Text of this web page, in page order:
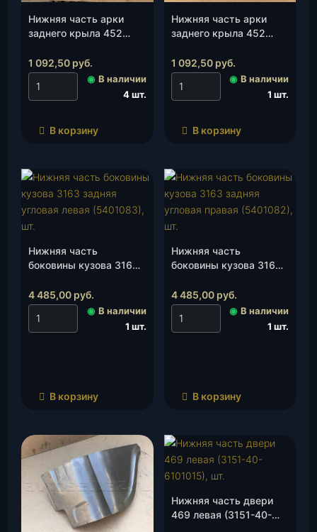
Нижняя часть арки
заднего крыла 452
5401075-10), шт.
1 092,50 руб.
◉ В наличии
4 шт.
В корзину
Нижняя часть арки
заднего крыла 452
5401074-10), шт.
1 092,50 руб.
◉ В наличии
1 шт.
В корзину
Нижняя часть
боковины кузова 3163
(5401083), шт.
4 485,00 руб.
◉ В наличии
1 шт.
В корзину
Нижняя часть
боковины кузова 3163
(5401082), шт.
4 485,00 руб.
◉ В наличии
1 шт.
В корзину
Нижняя часть двери
469 левая (3151-40-